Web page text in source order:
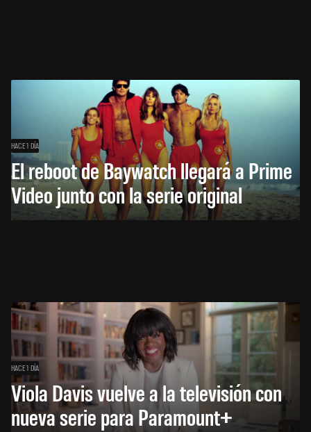
HACE 1 DÍA
El reboot de Baywatch llegará a Prime
Video junto con la serie original
HACE 1 DÍA
Viola Davis vuelve a la televisión con
nueva serie para Paramount+